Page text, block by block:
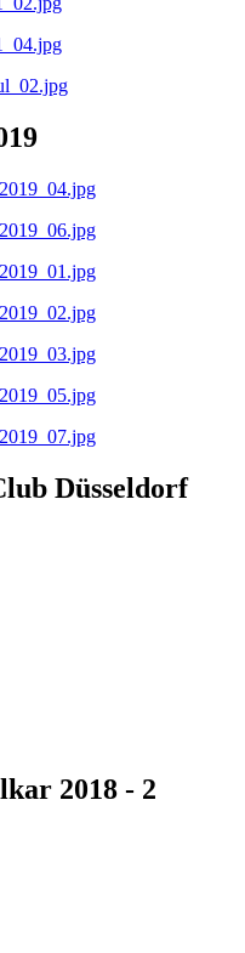
Düsseldorf
2018 - 2